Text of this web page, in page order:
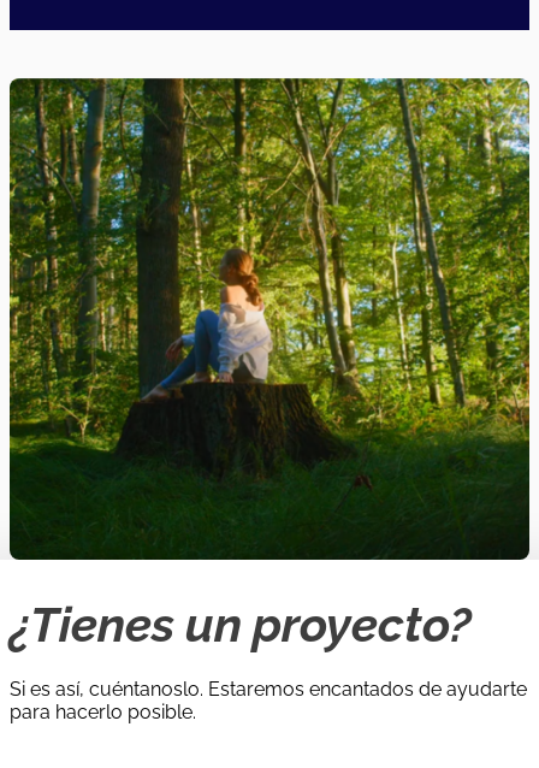
¿Tienes un proyecto?
Si es así, cuéntanoslo. Estaremos encantados de ayudarte
para hacerlo posible.